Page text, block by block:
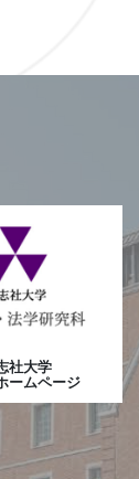
社大学
ームページ